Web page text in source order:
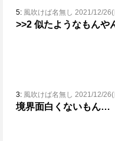
5: 風吹けば名無し 2021/12/
>>2 似たようなもんや
3: 風吹けば名無し 2021/12/
境界面白くないもん…